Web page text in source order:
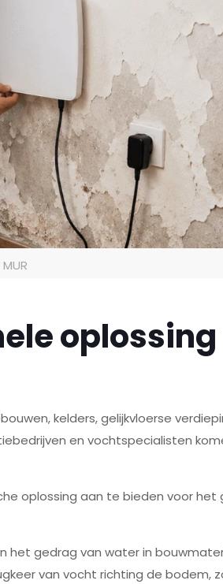
kelders, gelijkvloerse
en vochtspecialisten
oplossing aan te bieden voor het
gedrag van water in
van vocht richting de bodem,